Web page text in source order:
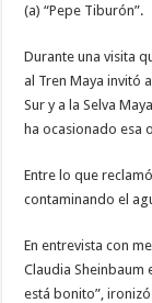
(a) “Pepe Tiburón”.
Durante una visita
al Tren Maya invitó
Sur y a la Selva
ha ocasionado esa
Entre lo que
contaminando el
En entrevista con
Claudia Sheinbaum
está bonito”,